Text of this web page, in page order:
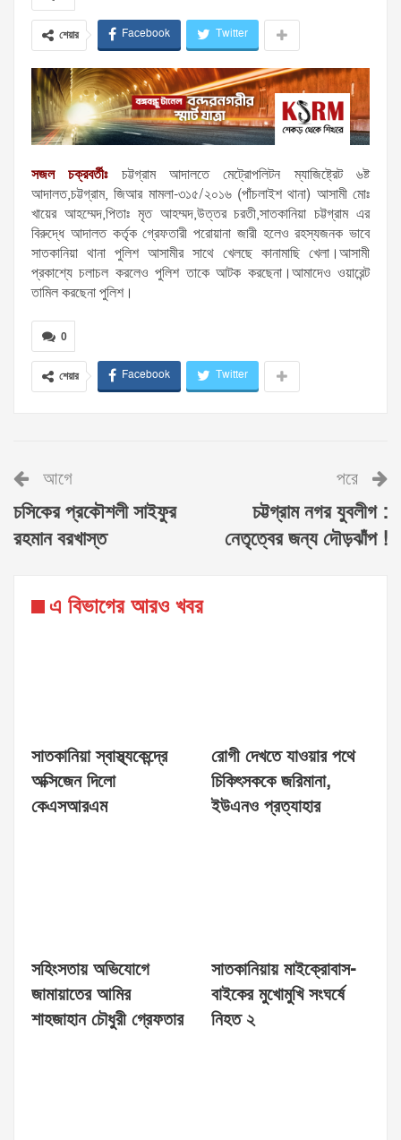
শেয়ার Facebook Twitter
সজল চক্রবর্তীঃচট্টগ্রাম আদালতে মেট্রোপলিটন ম্যাজিষ্ট্রেট ৬ষ্ট
আদালত,চট্টগ্রাম, জিআর মামলা-৩১৫/২০১৬ (পাঁচলাইশ থানা) আসামী মোঃ
খায়ের আহম্মেদ,পিতাঃ মৃত আহম্মদ,উত্তর চরতী,সাতকানিয়া চট্টগ্রাম এর
বিরুদ্ধে আদালত কর্তৃক গ্রেফতারী পরোয়ানা জারী হলেও রহস্যজনক ভাবে
সাতকানিয়া থানা পুলিশ আসামীর সাথে খেলছে কানামাছি খেলা।আসামী
প্রকাশ্যে চলাচল করলেও পুলিশ তাকে আটক করছেনা।আমাদেও ওয়ারেন্ট
তামিল করছেনা পুলিশ।
0
শেয়ার Facebook Twitter
আগে
চসিকের প্রকৌশলী সাইফুর
রহমান বরখাস্ত
পরে
চট্টগ্রাম নগর যুবলীগ :
নেতৃত্বের জন্য দৌড়ঝাঁপ !
এ বিভাগের আরও খবর
সাতকানিয়া স্বাস্থ্যকেন্দ্রে
অক্সিজেন দিলো
কেএসআরএম
রোগী দেখতে যাওয়ার পথে
চিকিৎসককে জরিমানা,
ইউএনও প্রত্যাহার
সহিংসতায় অভিযোগে
জামায়াতের আমির
শাহজাহান চৌধুরী গ্রেফতার
সাতকানিয়ায় মাইক্রোবাস-
বাইকের মুখোমুখি সংঘর্ষে
নিহত ২